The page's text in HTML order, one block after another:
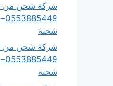
شركة شحن من
شحنة
شركة شحن من
شحنة